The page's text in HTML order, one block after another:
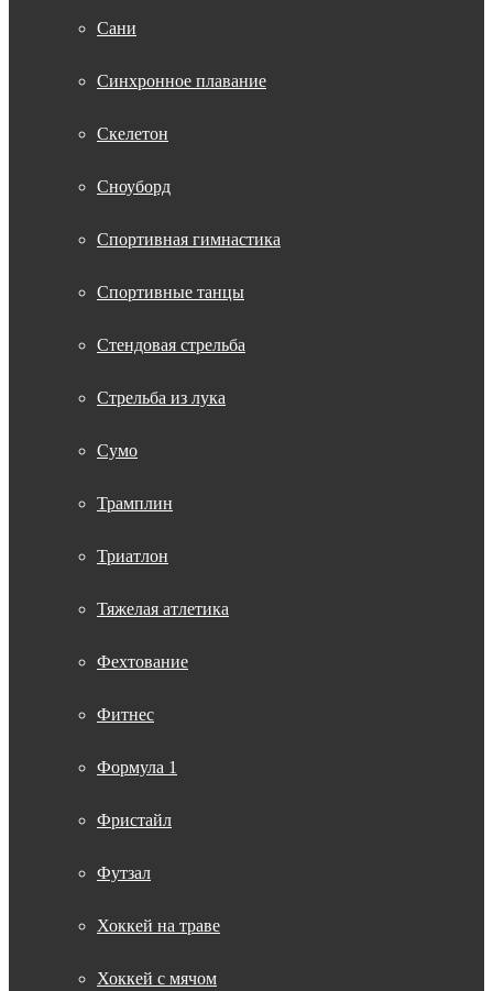
Сани
Синхронное плавание
Скелетон
Сноуборд
Спортивная гимнастика
Спортивные танцы
Стендовая стрельба
Стрельба из лука
Сумо
Трамплин
Триатлон
Тяжелая атлетика
Фехтование
Фитнес
Формула 1
Фристайл
Футзал
Хоккей на траве
Хоккей с мячом